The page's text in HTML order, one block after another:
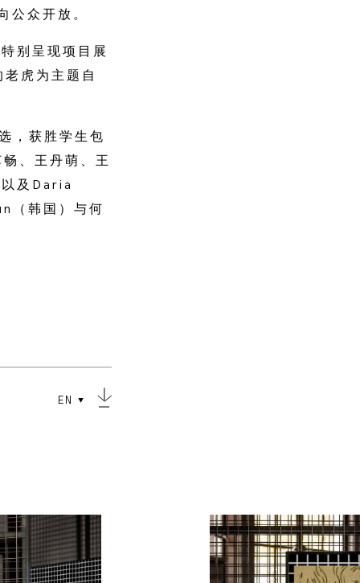
众开放。
别呈现项目展
虎为主题自
，获胜学生包
、王丹萌、王
及Daria
（韩国）与何
EN